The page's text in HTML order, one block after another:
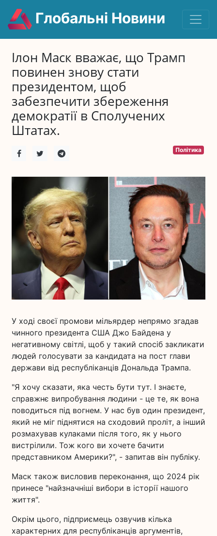
Глобальні Новини
Ілон Маск вважає, що Трамп
повинен знову стати
президентом, щоб
забезпечити збереження
демократії в Сполучених
Штатах.
Політика
У ході своєї промови мільярдер непрямо згадав
чинного президента США Джо Байдена у
негативному світлі, щоб у такий спосіб закликати
людей голосувати за кандидата на пост глави
держави від республіканців Дональда Трампа.
"Я хочу сказати, яка честь бути тут. І знаєте,
справжнє випробування людини - це те, як вона
поводиться під вогнем. У нас був один президент,
який не міг піднятися на сходовий проліт, а інший
розмахував кулаками після того, як у нього
вистрілили. Тож кого ви хочете бачити
представником Америки?", - запитав він публіку.
Маск також висловив переконання, що 2024 рік
принесе "найзначніші вибори в історії нашого
життя".
Окрім цього, підприємець озвучив кілька
характерних для республіканців аргументів,